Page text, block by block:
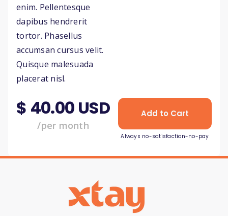
enim. Pellentesque
dapibus hendrerit
tortor. Phasellus
accumsan cursus velit.
Quisque malesuada
placerat nisl.
$ 40.00 USD
/per month
Always no-satisfaction-no-pay